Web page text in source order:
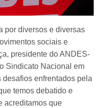
por diversos e diversas
sociais e
presidente do ANDES-
Sindicato Nacional em
enfrentados pela
temos debatido e
acreditamos que